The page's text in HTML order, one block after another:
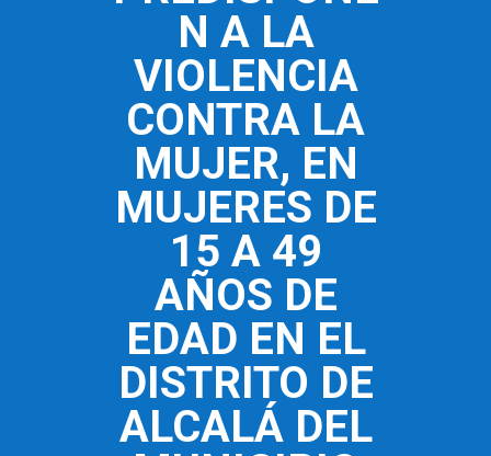
N A LA
VIOLENCIA
CONTRA LA
MUJER, EN
MUJERES DE
15 A 49
AÑOS DE
EDAD EN EL
DISTRITO DE
ALCALÁ DEL